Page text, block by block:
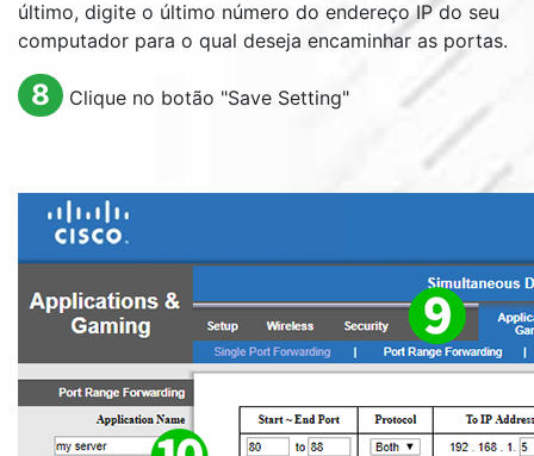
último, digite o último número do endereço IP do seu
computador para o qual deseja encaminhar as portas.
8 Clique no botão "Save Setting"